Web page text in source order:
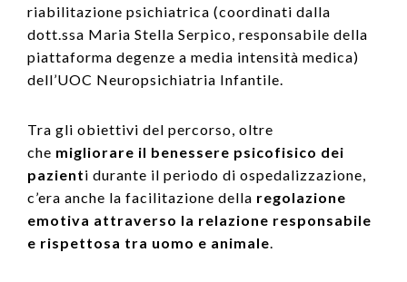
riabilitazione psichiatrica (coordinati dalla
dott.ssa Maria Stella Serpico, responsabile della
piattaforma degenze a media intensità medica)
dell’UOC Neuropsichiatria Infantile.
Tra gli obiettivi del percorso, oltre
che migliorare il benessere psicofisico dei
pazienti durante il periodo di ospedalizzazione,
c’era anche la facilitazione della regolazione
emotiva attraverso la relazione responsabile
e rispettosa tra uomo e animale.